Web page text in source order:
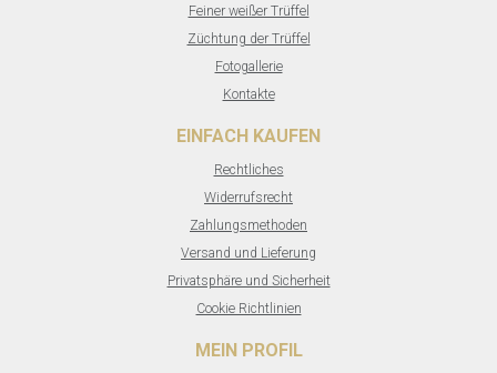
Feiner weißer Trüffel
Züchtung der Trüffel
Fotogallerie
Kontakte
EINFACH KAUFEN
Rechtliches
Widerrufsrecht
Zahlungsmethoden
Versand und Lieferung
Privatsphäre und Sicherheit
Cookie Richtlinien
MEIN PROFIL